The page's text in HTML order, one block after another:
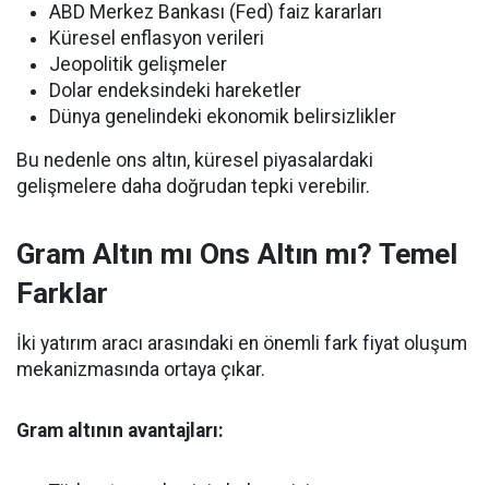
ABD Merkez Bankası (Fed) faiz kararları
Küresel enflasyon verileri
Jeopolitik gelişmeler
Dolar endeksindeki hareketler
Dünya genelindeki ekonomik belirsizlikler
Bu nedenle ons altın, küresel piyasalardaki
gelişmelere daha doğrudan tepki verebilir.
Gram Altın mı Ons Altın mı? Temel
Farklar
İki yatırım aracı arasındaki en önemli fark fiyat oluşum
mekanizmasında ortaya çıkar.
Gram altının avantajları: